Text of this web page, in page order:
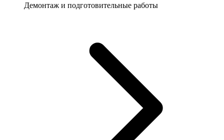
Демонтаж и подготовительные работы